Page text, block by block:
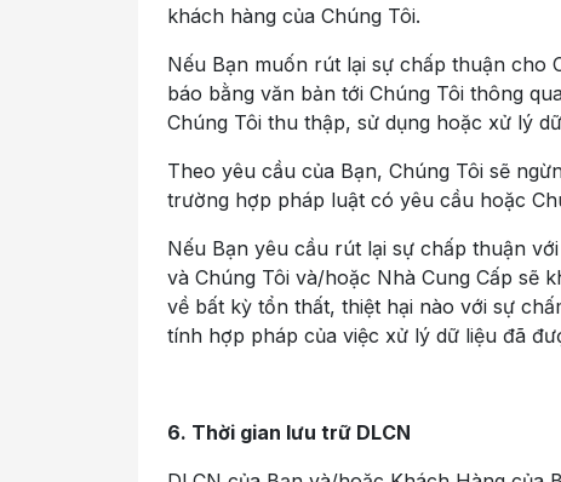
khách hàng của Chúng Tôi.
Nếu Bạn muốn rút lại sự chấp thuận cho
báo bằng văn bản tới Chúng Tôi thông
Chúng Tôi thu thập, sử dụng hoặc xử lý
Theo yêu cầu của Bạn, Chúng Tôi sẽ
trường hợp pháp luật có yêu cầu hoặc
Nếu Bạn yêu cầu rút lại sự chấp thuận
và Chúng Tôi và/hoặc Nhà Cung Cấp sẽ
về bất kỳ tổn thất, thiệt hại nào với sự
tính hợp pháp của việc xử lý dữ liệu đã
6. Thời gian lưu trữ DLCN